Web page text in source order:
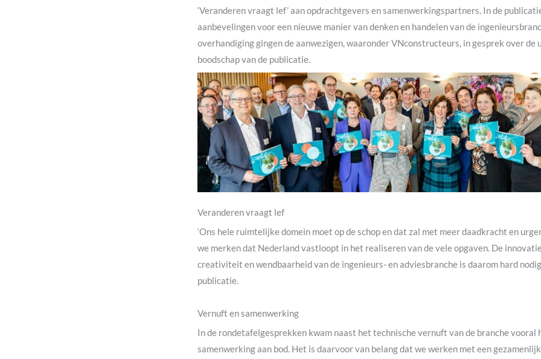
‘Veranderen vraagt lef’ aan opdrachtgevers en samenwerkingspartners. In de
aanbevelingen voor een nieuwe manier van denken en handelen van de
overhandiging gingen de aanwezigen, waaronder VNconstructeurs, in gesprek over de
boodschap van de publicatie.
Veranderen vraagt lef
‘Ons hele ruimtelijke domein moet op de schop en dat zal met meer daadkracht en
we merken dat Nederland vastloopt in het realiseren van de vele opgaven. De
creativiteit en wendbaarheid van de ingenieurs- en adviesbranche is daarom hard
publicatie.
Vernuft en samenwerking
In de rondetafelgesprekken kwam naast het technische vernuft van de branche vooral
samenwerking aan bod. Het is daarvoor van belang dat we werken met een